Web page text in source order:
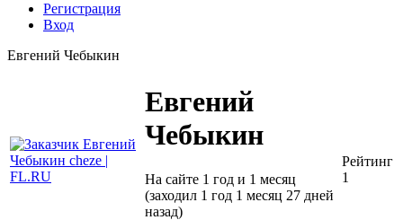
Регистрация
Вход
Евгений Чебыкин
Евгений
Чебыкин
На сайте 1 год и 1 месяц
(заходил 1 год 1 месяц 27 дней
назад)
Рейтинг
1